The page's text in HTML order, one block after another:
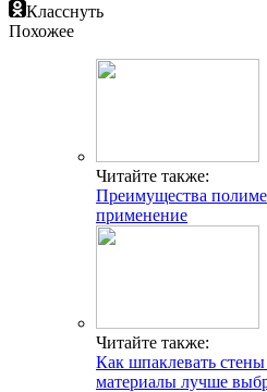
Класснуть
Похожее
Читайте также:
Преимущества
применение
Читайте также:
Как шпаклевать
материалы лучше